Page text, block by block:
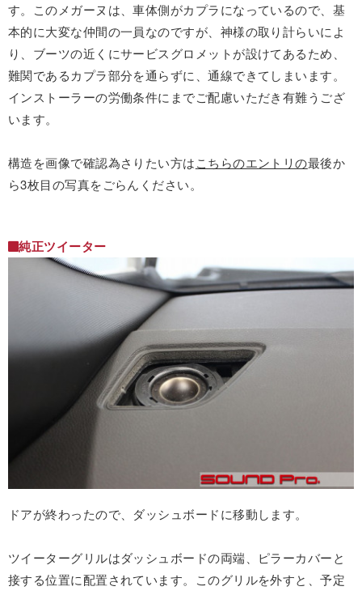
す。このメガーヌは、車体側がカプラになっているので、基
本的に大変な仲間の一員なのですが、神様の取り計らいによ
り、ブーツの近くにサービスグロメットが設けてあるため、
難関であるカプラ部分を通らずに、通線できてしまいます。
インストーラーの労働条件にまでご配慮いただき有難うござ
います。
構造を画像で確認為さりたい方はこちらのエントリの最後か
ら3枚目の写真をごらんください。
純正ツイーター
ドアが終わったので、ダッシュボードに移動します。
ツイーターグリルはダッシュボードの両端、ピラーカバーと
接する位置に配置されています。このグリルを外すと、予定